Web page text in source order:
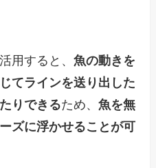
用すると、魚の動きを
てラインを送り出した
りできるため、魚を無
ズに浮かせることが可